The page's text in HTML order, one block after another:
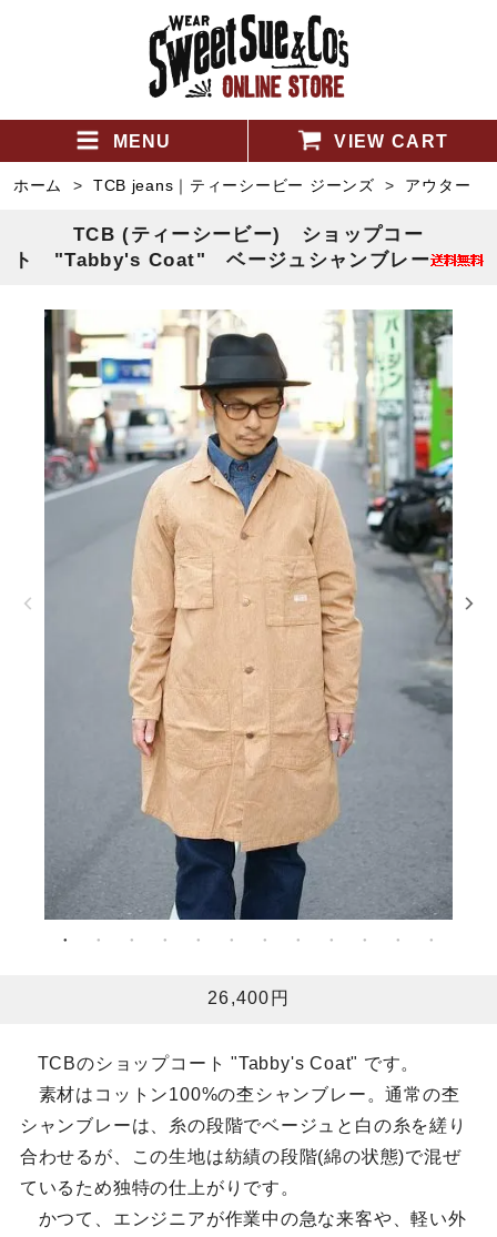
MENU VIEW CART
ホーム > TCB jeans｜ティーシービー ジーンズ > アウター
TCB (ティーシービー) ショップコー
ト "Tabby's Coat" ベージュシャンブレー
26,400円
TCBのショップコート "Tabby's Coat" です。
素材はコットン100%の杢シャンブレー。通常の杢
シャンブレーは、糸の段階でベージュと白の糸を縒り
合わせるが、この生地は紡績の段階(綿の状態)で混ぜ
ているため独特の仕上がりです。
かつて、エンジニアが作業中の急な来客や、軽い外